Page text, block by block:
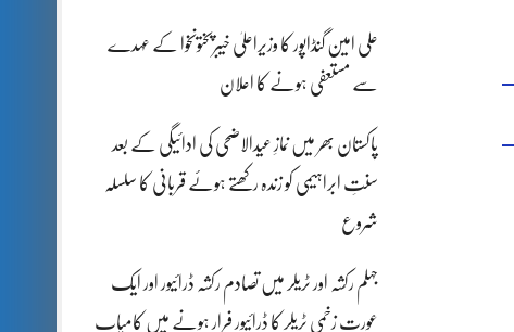
علی امین گنڈاپور کا وزیراعلیٰ خیبرپختونخوا کے عہدے
سے مستعفی ہونے کا اعلان
پاکستان بھر میں نمازِ عیدالاضحی کی ادائیگی کے بعد
سنتِ ابراہیمی کو زندہ رکھتے ہوئے قربانی کا سلسلہ
شروع
جہلم رکشہ اور ٹریلر میں تصادم رکشہ ڈرائیور اور ایک
عورت زخمی ٹریلر کا ڈرائیور فرار ہونے میں کامیاب